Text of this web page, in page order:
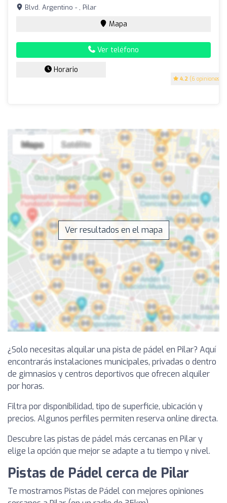
4.2 (6 opiniones)
Blvd. Argentino - , Pilar
Mapa
Ver teléfono
Horario
Ver resultados en el mapa
¿Solo necesitas alquilar una pista de pádel en Pilar? Aquí
encontrarás instalaciones municipales, privadas o dentro
de gimnasios y centros deportivos que ofrecen alquiler
por horas.
Filtra por disponibilidad, tipo de superficie, ubicación y
precios. Algunos perfiles permiten reserva online directa.
Descubre las pistas de pádel más cercanas en Pilar y
elige la opción que mejor se adapte a tu tiempo y nivel.
Pistas de Pádel cerca de Pilar
Te mostramos Pistas de Pádel con mejores opiniones